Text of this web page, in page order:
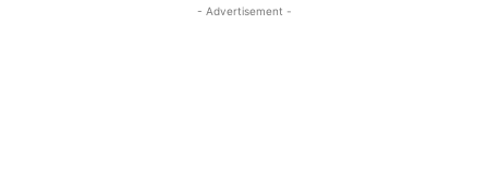
- Advertisement -